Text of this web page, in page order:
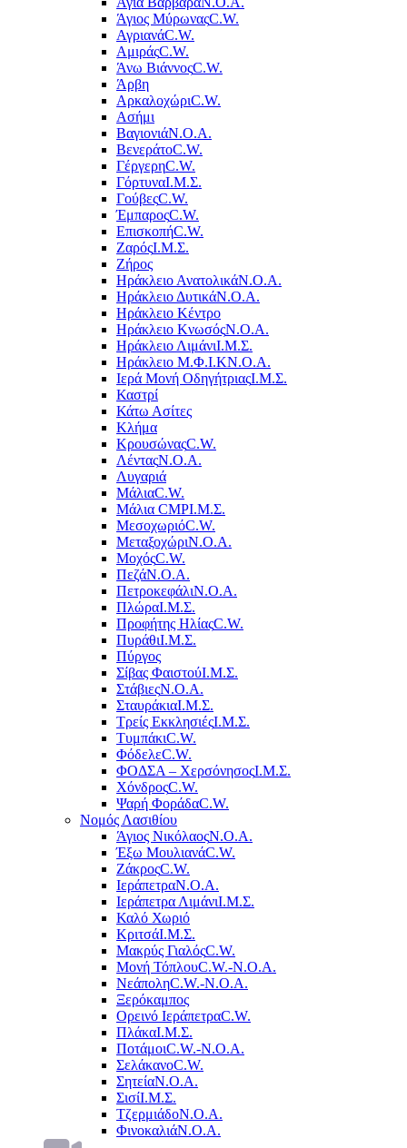
Άγιος ΜύρωναςC.W.
ΑγριανάC.W.
ΑμιράςC.W.
Άνω ΒιάννοςC.W.
Άρβη
ΑρκαλοχώριC.W.
Ασήμι
ΒαγιονιάΝ.Ο.Α.
ΒενεράτοC.W.
ΓέργερηC.W.
ΓόρτυναΙ.Μ.Σ.
ΓούβεςC.W.
ΈμπαροςC.W.
ΕπισκοπήC.W.
ΖαρόςΙ.Μ.Σ.
Ζήρος
Ηράκλειο ΑνατολικάΝ.Ο.Α.
Ηράκλειο ΔυτικάΝ.Ο.Α.
Ηράκλειο Κέντρο
Ηράκλειο ΚνωσόςΝ.Ο.Α.
Ηράκλειο ΛιμάνιΙ.Μ.Σ.
Ηράκλειο Μ.Φ.Ι.ΚΝ.Ο.Α.
Ιερά Μονή ΟδηγήτριαςΙ.Μ.Σ.
Καστρί
Κάτω Ασίτες
Κλήμα
ΚρουσώναςC.W.
ΛένταςΝ.Ο.Α.
Λυγαριά
ΜάλιαC.W.
Μάλια CMPΙ.Μ.Σ.
ΜεσοχωριόC.W.
ΜεταξοχώριΝ.Ο.Α.
ΜοχόςC.W.
ΠεζάΝ.Ο.Α.
ΠετροκεφάλιΝ.Ο.Α.
ΠλώραΙ.Μ.Σ.
Προφήτης ΗλίαςC.W.
ΠυράθιΙ.Μ.Σ.
Πύργος
Σίβας ΦαιστούΙ.Μ.Σ.
ΣτάβιεςΝ.Ο.Α.
ΣταυράκιαΙ.Μ.Σ.
Τρείς ΕκκλησιέςΙ.Μ.Σ.
ΤυμπάκιC.W.
ΦόδελεC.W.
ΦΟΔΣΑ – ΧερσόνησοςΙ.Μ.Σ.
ΧόνδροςC.W.
Ψαρή ΦοράδαC.W.
Νομός Λασιθίου
Άγιος ΝικόλαοςΝ.Ο.Α.
Έξω ΜουλιανάC.W.
ΖάκροςC.W.
ΙεράπετραΝ.Ο.Α.
Ιεράπετρα ΛιμάνιΙ.Μ.Σ.
Καλό Χωριό
ΚριτσάΙ.Μ.Σ.
Μακρύς ΓιαλόςC.W.
Μονή ΤόπλουC.W.-Ν.Ο.Α.
ΝεάποληC.W.-Ν.Ο.Α.
Ξερόκαμπος
Ορεινό ΙεράπετραC.W.
ΠλάκαΙ.Μ.Σ.
ΠοτάμοιC.W.-Ν.Ο.Α.
ΣελάκανοC.W.
ΣητείαΝ.Ο.Α.
ΣισίΙ.Μ.Σ.
ΤζερμιάδοΝ.Ο.Α.
ΦινοκαλιάΝ.Ο.Α.